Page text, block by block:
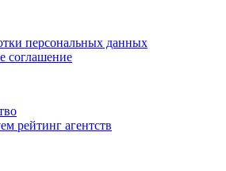
персональных данных
соглашение
рейтинг агентств